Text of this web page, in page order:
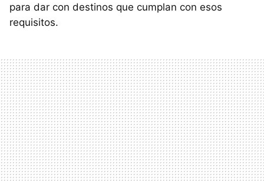
para dar con destinos que cumplan con esos
requisitos.